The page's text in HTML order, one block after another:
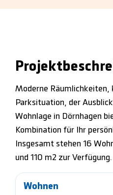
Moderne Räumlichkeiten,
Parksituation, der
Wohnlage in Dörnhagen
Kombination für Ihr
Insgesamt stehen 16
und 110 m2 zur Verfügung.
Wohnen